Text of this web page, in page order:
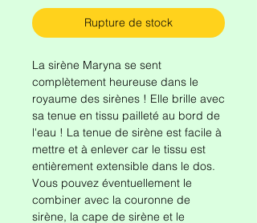
Rupture de stock
La sirène Maryna se sent
complètement heureuse dans le
royaume des sirènes ! Elle brille avec
sa tenue en tissu pailleté au bord de
l'eau ! La tenue de sirène est facile à
mettre et à enlever car le tissu est
entièrement extensible dans le dos.
Vous pouvez éventuellement le
combiner avec la couronne de
sirène, la cape de sirène et le